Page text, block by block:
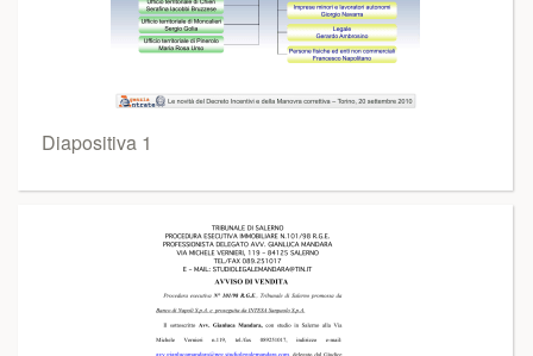
Diapositiva 1